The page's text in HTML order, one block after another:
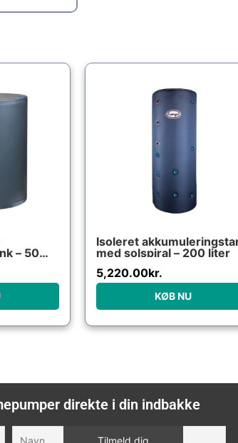
– 50
Isoleret
med solspiral – 200 liter
5,220.00kr.
KØB NU
direkte i din indbakke